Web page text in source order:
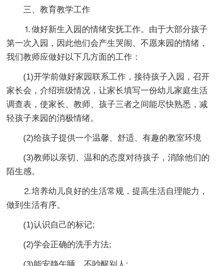
三、教育教学工作
⒈做好新生入园的情绪安抚工作。由于大部分孩子
第一次入园，因此他们会产生哭闹、不愿来园的情绪，
我们教师应做好以下几方面的工作：
(1)开学前做好家园联系工作，接待孩子入园，召开
家长会，介绍班级情况，让家长填写一份幼儿家庭生活
调查表，使家长、教师、孩子三者之间能尽快熟悉，减
轻孩子来园的消极情绪。
(2)给孩子提供一个温馨、舒适、有趣的教室环境
(3)教师以亲切、温和的态度对待孩子，消除他们的
陌生感。
⒉培养幼儿良好的生活常规，提高生活自理能力，
做到生活有序。
(1)认识自己的标记;
(2)学会正确的洗手方法;